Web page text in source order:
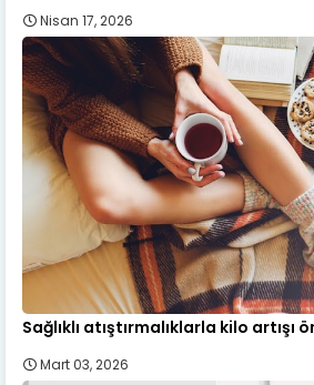
Nisan 17, 2026
Sağlıklı atıştırmalıklarla kilo artışı
Mart 03, 2026